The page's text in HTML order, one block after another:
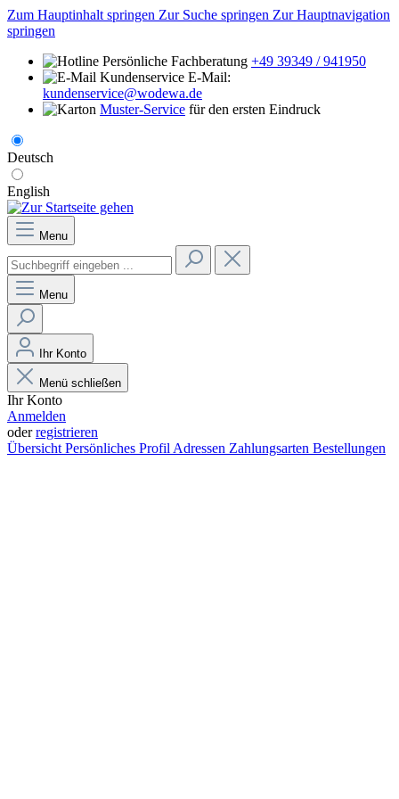
Zum Hauptinhalt springen Zur Suche springen Zur Hauptnavigation
springen
Persönliche Fachberatung +49 39349 / 941950
E-Mail:
kundenservice@wodewa.de
Muster-Service für den ersten Eindruck
Deutsch
English
Menu
Menu
Ihr Konto
Menü schließen
Ihr Konto
Anmelden
oderregistrieren
Übersicht Persönliches Profil Adressen Zahlungsarten Bestellungen